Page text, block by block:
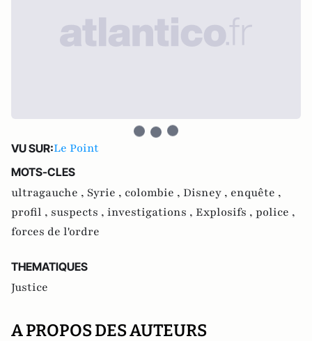
VU SUR:Le Point
MOTS-CLES
ultragauche , Syrie , colombie , Disney , enquête ,
profil , suspects , investigations , Explosifs , police ,
forces de l'ordre
THEMATIQUES
Justice
A PROPOS DES AUTEURS